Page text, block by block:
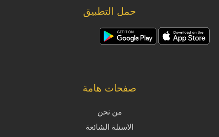
حمل التطبيق
صفحات هامة
من نحن
الاسئلة الشائعة